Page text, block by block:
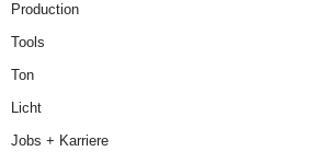
Production
Tools
Ton
Licht
Jobs + Karriere